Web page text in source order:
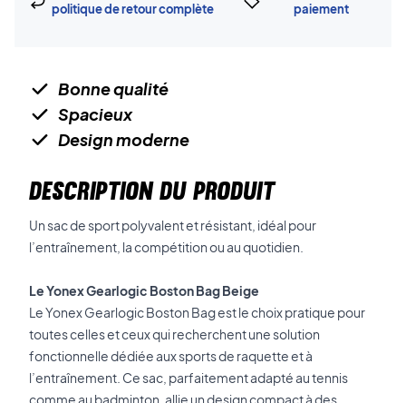
politique de retour complète
paiement
Bonne qualité
Spacieux
Design moderne
DESCRIPTION DU PRODUIT
Un sac de sport polyvalent et résistant, idéal pour
l’entraînement, la compétition ou au quotidien.
Le Yonex Gearlogic Boston Bag Beige
Le Yonex Gearlogic Boston Bag est le choix pratique pour
toutes celles et ceux qui recherchent une solution
fonctionnelle dédiée aux sports de raquette et à
l’entraînement. Ce sac, parfaitement adapté au tennis
comme au badminton, allie un design compact à des